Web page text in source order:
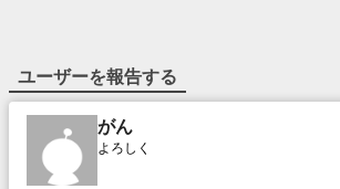
ユーザーを報告する
がん
よろしく